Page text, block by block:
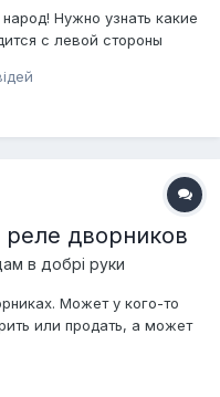
Нужно узнать какие
с левой стороны
дворников
в добрі руки
Может у кого-то
или продать, а может